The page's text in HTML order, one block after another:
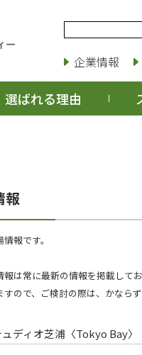
企業情報
選ばれる理由
報です。
報は常に最新の情報を掲載して
ので、ご検討の際は、かなら
ディオ芝浦〈Tokyo Bay〉